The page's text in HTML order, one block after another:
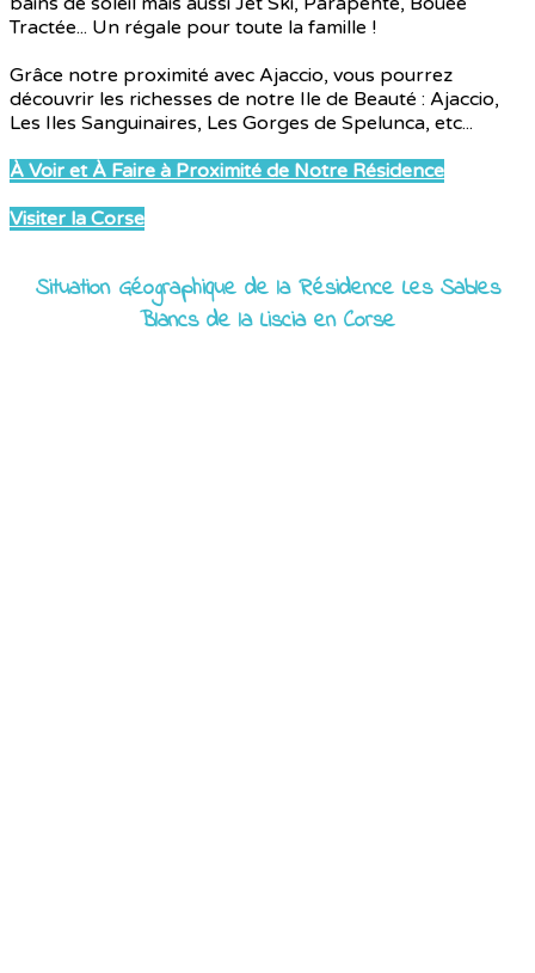
Tractée... Un régale pour toute la famille !
Grâce notre proximité avec Ajaccio, vous pourrez
découvrir les richesses de notre Ile de Beauté : Ajaccio,
Les Iles Sanguinaires, Les Gorges de Spelunca, etc...
À Voir et À Faire à Proximité de Notre Résidence
Visiter la Corse
Situation Géographique de la Résidence Les Sables
Blancs de la Liscia en Corse